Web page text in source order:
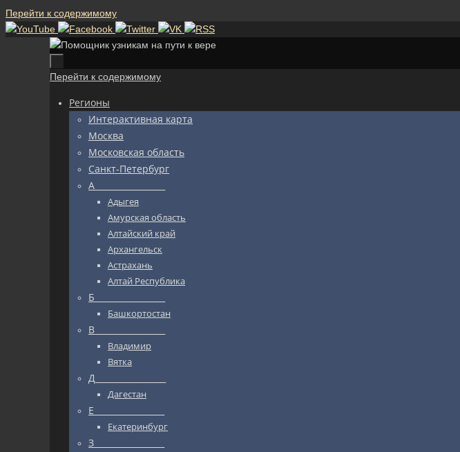
Перейти к содержимому
Перейти к содержимому
Регионы
Интерактивная карта
Москва
Московская область
Санкт-Петербург
А_________________
Адыгея
Амурская область
Алтайский край
Архангельск
Астрахань
Алтай Республика
Б_________________
Башкортостан
В_________________
Владимир
Вятка
Д_________________
Дагестан
Е_________________
Екатеринбург
З_________________